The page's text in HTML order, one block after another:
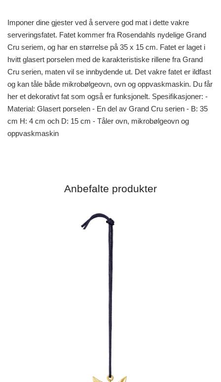
Imponer dine gjester ved å servere god mat i dette vakre
serveringsfatet. Fatet kommer fra Rosendahls nydelige Grand
Cru seriem, og har en størrelse på 35 x 15 cm. Fatet er laget i
hvitt glasert porselen med de karakteristiske rillene fra Grand
Cru serien, maten vil se innbydende ut. Det vakre fatet er ildfast
og kan tåle både mikrobølgeovn, ovn og oppvaskmaskin. Du får
her et dekorativt fat som også er funksjonelt. Spesifikasjoner: -
Material: Glasert porselen - En del av Grand Cru serien - B: 35
cm H: 4 cm och D: 15 cm - Tåler ovn, mikrobølgeovn og
oppvaskmaskin
Anbefalte produkter